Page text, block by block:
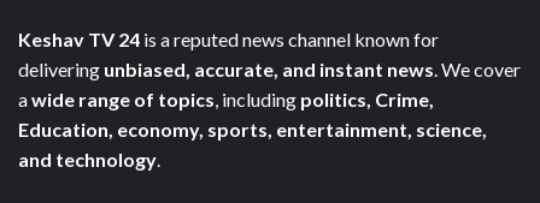
Keshav TV 24 is a reputed news channel known for
delivering unbiased, accurate, and instant news. We cover
awide range of topics, including politics, Crime,
Education, economy, sports, entertainment, science,
and technology.